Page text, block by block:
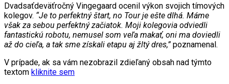
Dvadsaťdeväťročný Vingegaard ocenil výkon svojich tímových
kolegov. “Je to perfektný štart, no Tour je ešte dlhá. Máme
však za sebou perfektný začiatok. Moji kolegovia odviedli
fantastickú robotu, nemusel som veľa makať, oni ma doviedli
až do cieľa, a tak sme získali etapu aj žltý dres,”poznamenal.
V prípade, ak sa vám nezobrazil zdieľaný obsah nad týmto
textom kliknite sem